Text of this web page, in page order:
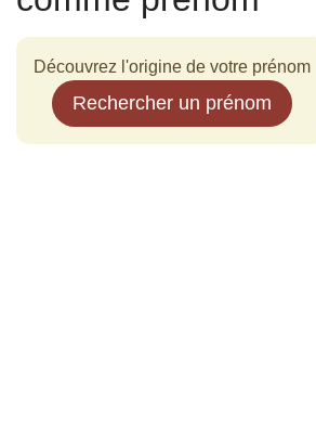
Découvrez l'origine de votre prénom
Rechercher un prénom